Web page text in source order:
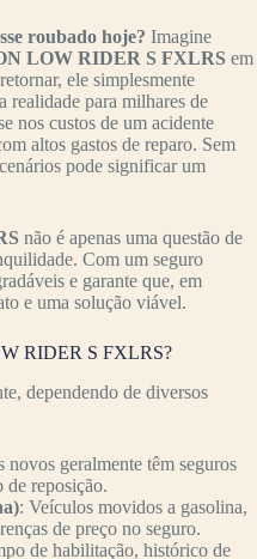
roubado hoje? Imagine
LOW RIDER S FXLRS em
ele simplesmente
realidade para milhares de
nos custos de um acidente
altos gastos de reparo. Sem
pode significar um
não é apenas uma questão de
Com um seguro
e garante que, em
e uma solução viável.
RIDER S FXLRS?
dependendo de diversos
novos geralmente têm seguros
de reposição.
: Veículos movidos a gasolina,
de preço no seguro.
de habilitação, histórico de